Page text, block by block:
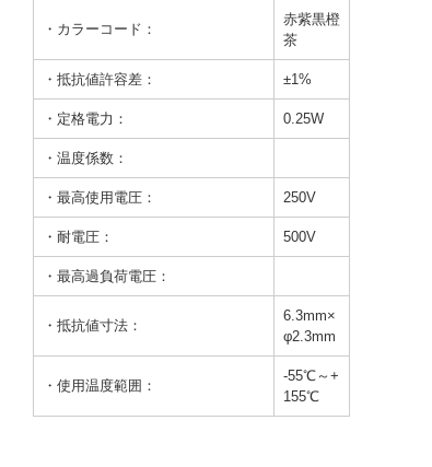
・カラーコード：
赤紫黒橙
茶
・抵抗値許容差： ±1%
・定格電力： 0.25W
・温度係数：
・最高使用電圧： 250V
・耐電圧： 500V
・最高過負荷電圧：
・抵抗値寸法：
6.3mm×
φ2.3mm
・使用温度範囲：
-55℃～+
155℃